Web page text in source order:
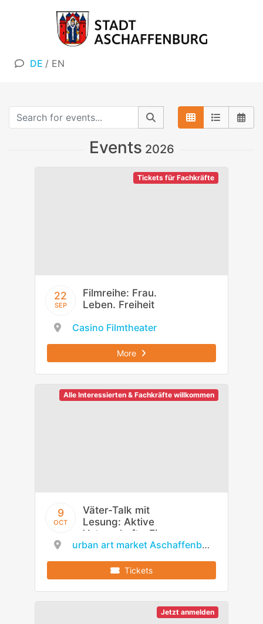
DE / EN
Events 2026
Tickets für Fachkräfte
22
SEP
Filmreihe: Frau.
Leben. Freiheit
Casino Filmtheater
More
Alle Interessierten & Fachkräfte willkommen
9
OCT
Väter-Talk mit
Lesung: Aktive
Vaterschaft - Ein
Leben zwischen
Breaking und
kleinen chaotischen
Alltagsmomenten
urban art market Aschaffenburg
Tickets
Jetzt anmelden